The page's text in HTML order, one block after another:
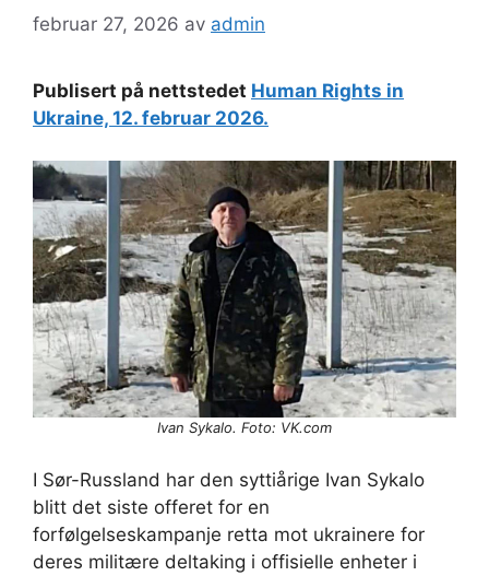
februar 27, 2026 av admin
Publisert på nettstedet Human Rights in
Ukraine, 12. februar 2026.
Ivan Sykalo. Foto: VK.com
I Sør-Russland har den syttiårige Ivan Sykalo
blitt det siste offeret for en
forfølgelseskampanje retta mot ukrainere for
deres militære deltaking i offisielle enheter i